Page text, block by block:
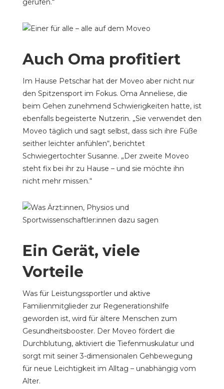
gerufen.“
Auch Oma profitiert
Im Hause Petschar hat der Moveo aber nicht nur
den Spitzensport im Fokus. Oma Anneliese, die
beim Gehen zunehmend Schwierigkeiten hatte, ist
ebenfalls begeisterte Nutzerin. „Sie verwendet den
Moveo täglich und sagt selbst, dass sich ihre Füße
seither leichter anfühlen“, berichtet
Schwiegertochter Susanne. „Der zweite Moveo
steht fix bei ihr zu Hause – und sie möchte ihn
nicht mehr missen.“
Ein Gerät, viele
Vorteile
Was für Leistungssportler und aktive
Familienmitglieder zur Regenerationshilfe
geworden ist, wird für ältere Menschen zum
Gesundheitsbooster. Der Moveo fördert die
Durchblutung, aktiviert die Tiefenmuskulatur und
sorgt mit seiner 3-dimensionalen Gehbewegung
für neue Leichtigkeit im Alltag – unabhängig vom
Alter.